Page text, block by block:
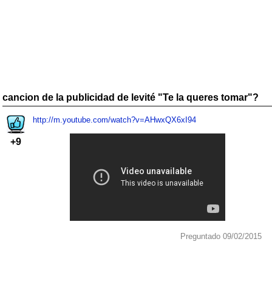
cancion de la publicidad de levité "Te la queres tomar"?
+9
http://m.youtube.com/watch?v=AHwxQX6xI94
Preguntado 09/02/2015